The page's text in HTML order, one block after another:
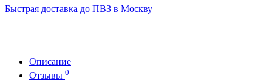
Быстрая доставка до ПВЗ в Москву
Описание
Отзывы 0